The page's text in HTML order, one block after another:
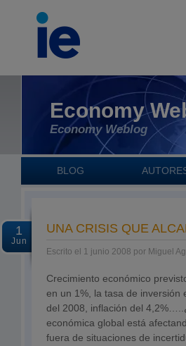
Economy
Economy Weblog
BLOG
1
Jun
UNA CRISIS QUE
Escrito el 1 junio 2008 por Miguel
Crecimiento económico
en un 1%, la tasa de inversión
del 2008, inflación del
económica global está
fuera de situaciones de